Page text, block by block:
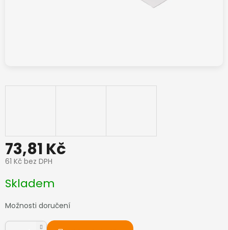
73,81 Kč
61 Kč bez DPH
cena:
Skladem
Možnosti doručení